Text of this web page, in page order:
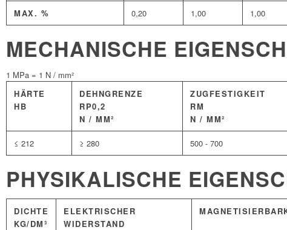
MAX. % 0,20 1,00 1,00
MECHANISCHE
1 MPa = 1 N / mm²
HÄRTE
HB
DEHNGRENZE
RP0,2
N / MM²
ZUGFESTIGKEIT
RM
N / MM²
≤ 212 ≥ 280 500 - 700
PHYSIKALISCHE
DICHTE
KG/DM³
ELEKTRISCHER
WIDERSTAND